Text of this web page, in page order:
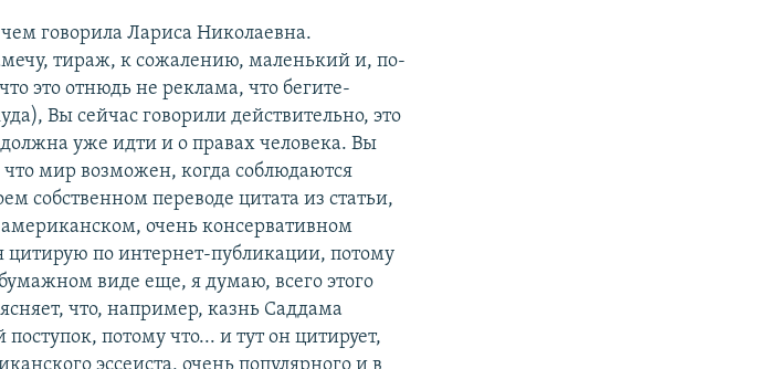
говорила Лариса Николаевна.
тираж, к сожалению, маленький и, по-
это отнюдь не реклама, что бегите-
Вы сейчас говорили действительно, это
уже идти и о правах человека. Вы
мир возможен, когда соблюдаются
собственном переводе цитата из статьи,
американском, очень консервативном
по интернет-публикации, потому
виде еще, я думаю, всего этого
что, например, казнь Саддама
потому что... и тут он цитирует,